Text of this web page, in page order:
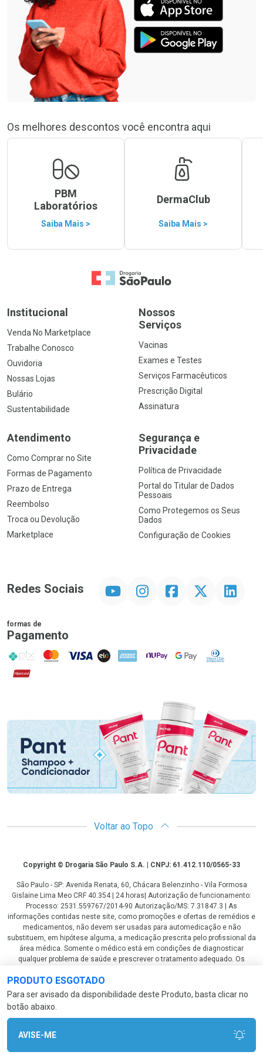
PRODUTO ESGOTADO
Para ser avisado da disponibilidade deste Produto, basta clicar no
botão abaixo.
AVISE-ME
Os melhores descontos você encontra aqui
PBM
Laboratórios
Saiba Mais >
DermaClub
Saiba Mais >
Ir para a Home
Institucional
Venda No Marketplace
Trabalhe Conosco
Ouvidoria
Nossas Lojas
Bulário
Sustentabilidade
Nossos
Serviços
Vacinas
Exames e Testes
Serviços Farmacêuticos
Prescrição Digital
Assinatura
Atendimento
Como Comprar no Site
Formas de Pagamento
Prazo de Entrega
Reembolso
Troca ou Devolução
Marketplace
Segurança e
Privacidade
Política de Privacidade
Portal do Titular de Dados
Pessoais
Como Protegemos os Seus
Dados
Configuração de Cookies
Redes Sociais InstagramFacebookTwitter Linkedin
formas de
Pagamento
PIX MasterCard
VISA ELO AMEX NuPay Google PayDiners Club
Hipercard
Promoção em Destaque
Voltar ao Topo
CopyrightCopyright © Drogaria São Paulo S.A. | CNPJ: 61.412.110/0565-33
São Paulo - SP: Avenida Renata, 60, Chácara Belenzinho - Vila Formosa
Gislaine Lima Meo CRF 40.354 | 24 horas| Autorização de funcionamento:
Processo: 2531.559767/2014-90 Autorização/MS: 7.31847.3 | As
informações contidas neste site, como promoções e ofertas de remédios e
medicamentos, não devem ser usadas para automedicação e não
substituem, em hipótese alguma, a medicação prescrita pelo profissional da
área médica. Somente o médico está em condições de diagnosticar
qualquer problema de saúde e prescrever o tratamento adequado. Os
fotos contidas em nosso site são meramente ilustrativas. *Preços e
disponibilidade sujeitos a alterações no decorrer do dia. Antibióticos e
antimicrobianos vendas apenas em lojas físicas ou televendas. Portaria nº
344 - 01/02/1999 - Ministério da Saúde. Horário de funcionamento Central